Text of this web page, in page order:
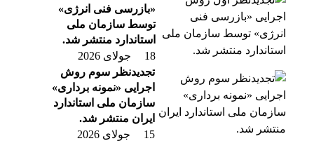
«بازرسی فنی انرژی»
توسط سازمان ملی
استاندارد منتشر شد.
18 جولای 2026
تجدیدنظر سوم روش
اجرایی «نمونه برداری»
سازمان ملی استاندارد
ایران منتشر شد.
15 جولای 2026